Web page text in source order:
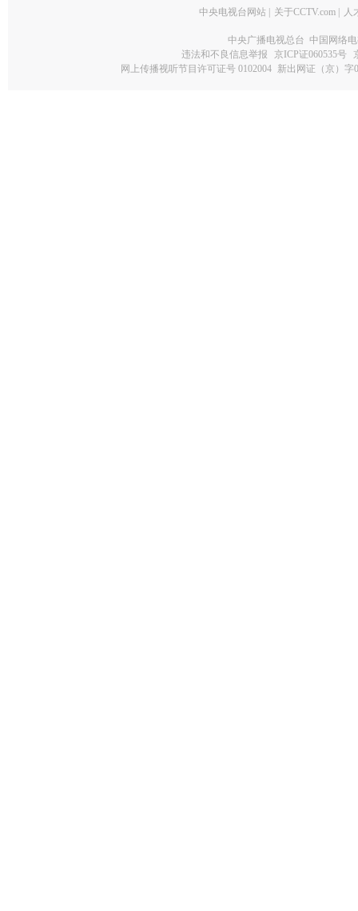
中央电视台网站 关于CCTV.com 人
中央广播电视总台 中国网络
违法和不良信息举报
京ICP证060535号
网上传播视听节目许可证号 0102004 新出网证（京）